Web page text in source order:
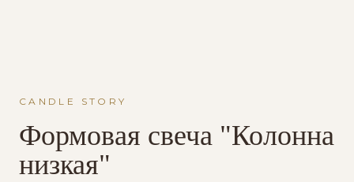
CANDLE STORY
Формовая свеча "Колонна
низкая"